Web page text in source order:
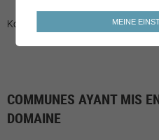
Koordination gewisser Projekte.
COMMUNES AYANT MIS
DOMAINE
MEINE